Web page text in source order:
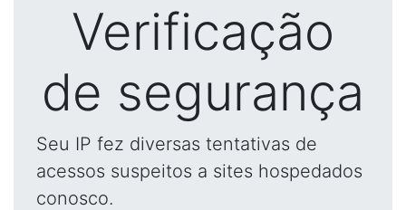
Verificação
de segurança
Seu IP fez diversas tentativas de
acessos suspeitos a sites hospedados
conosco.